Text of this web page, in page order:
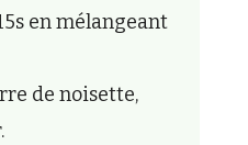
en mélangeant
de noisette,